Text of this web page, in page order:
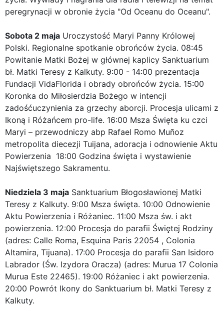
peregrynacji w obronie życia "Od Oceanu do Oceanu".
Sobota 2 maja Uroczystość Maryi Panny Królowej
Polski. Regionalne spotkanie obrońców życia. 08:45
Powitanie Matki Bożej w głównej kaplicy Sanktuarium
bł. Matki Teresy z Kalkuty. 9:00 - 14:00 prezentacja
Fundacji VidaFlorida i obrady obrońców życia. 15:00
Koronka do Miłosierdzia Bożego w intencji
zadośćuczynienia za grzechy aborcji. Procesja ulicami z
Ikoną i Różańcem pro-life. 16:00 Msza Święta ku czci
Maryi – przewodniczy abp Rafael Romo Muñoz
metropolita diecezji Tuijana, adoracja i odnowienie Aktu
Powierzenia 18:00 Godzina święta i wystawienie
Najświętszego Sakramentu.
Niedziela 3 maja Sanktuarium Błogosławionej Matki
Teresy z Kalkuty. 9:00 Msza święta. 10:00 Odnowienie
Aktu Powierzenia i Różaniec. 11:00 Msza św. i akt
powierzenia. 12:00 Procesja do parafii Świętej Rodziny
(adres: Calle Roma, Esquina Paris 22054 , Colonia
Altamira, Tijuana). 17:00 Procesja do parafii San Isidoro
Labrador (Św. Izydora Oracza) (adres: Murua 17 Colonia
Murua Este 22465). 19:00 Różaniec i akt powierzenia.
20:00 Powrót Ikony do Sanktuarium bł. Matki Teresy z
Kalkuty.